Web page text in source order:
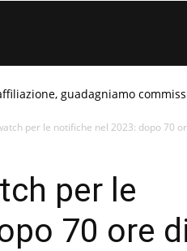
guadagniamo
per le notifiche nel 2023: dopo 70
per le
70 ore di